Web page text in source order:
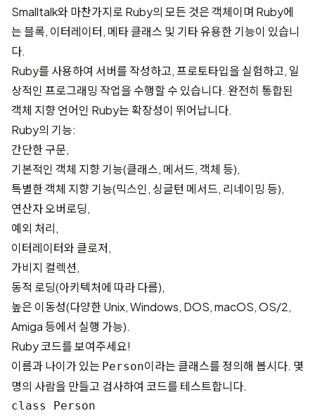
Smalltalk와 마찬가지로 Ruby의 모든 것은 객체이며 Ruby에
는 블록, 이터레이터, 메타 클래스 및 기타 유용한 기능이 있습니
다.
Ruby를 사용하여 서버를 작성하고, 프로토타입을 실험하고, 일
상적인 프로그래밍 작업을 수행할 수 있습니다. 완전히 통합된
객체 지향 언어인 Ruby는 확장성이 뛰어납니다.
Ruby의 기능:
간단한 구문,
기본적인 객체 지향 기능(클래스, 메서드, 객체 등),
특별한 객체 지향 기능(믹스인, 싱글턴 메서드, 리네이밍 등),
연산자 오버로딩,
예외 처리,
이터레이터와 클로저,
가비지 컬렉션,
동적 로딩(아키텍처에 따라 다름),
높은 이동성(다양한 Unix, Windows, DOS, macOS, OS/2,
Amiga 등에서 실행 가능).
Ruby 코드를 보여주세요!
이름과 나이가 있는 Person이라는 클래스를 정의해 봅시다. 몇
명의 사람을 만들고 검사하여 코드를 테스트합니다.
class Person